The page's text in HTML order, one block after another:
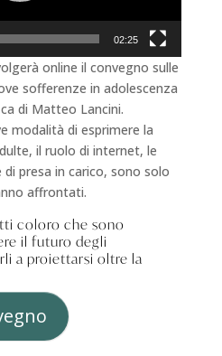
02:25
online il convegno sulle
sofferenze in adolescenza
di Matteo Lancini.
modalità di esprimere la
il ruolo di internet, le
presa in carico, sono solo
affrontati.
coloro che sono
il futuro degli
a proiettarsi oltre la